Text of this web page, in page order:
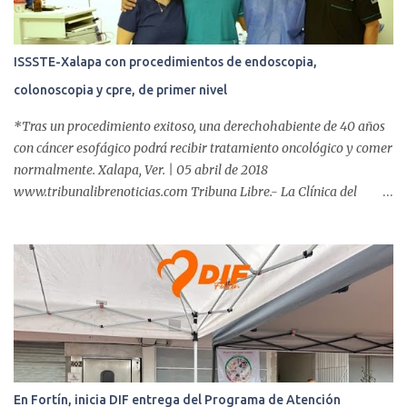
ISSSTE-Xalapa con procedimientos de endoscopia,
colonoscopia y cpre, de primer nivel
*Tras un procedimiento exitoso, una derechohabiente de 40 años
con cáncer esofágico podrá recibir tratamiento oncológico y comer
normalmente. Xalapa, Ver. | 05 abril de 2018
www.tribunalibrenoticias.com Tribuna Libre.- La Clínica del
incluyen endoscopia, colonoscopia y colangiopancreatografía
retrógrada endoscópica (CPRE), con equipo de alta tecnología de
videoendoscopia gástrica y con especialistas certificados. Además
se cuenta con endoscopios de última tecnología que permiten
diagnósticos con mayor certeza y sin dolor para el paciente, a
través de la atención de un equipo de profesionales
multidisciplinario: tres endoscopistas, anestesiólogo y personal
En Fortín, inicia DIF entrega del Programa de Atención